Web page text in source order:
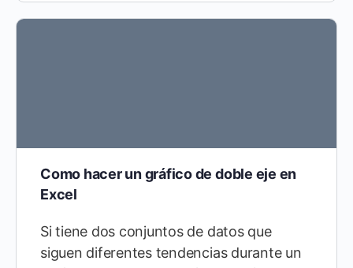
Como hacer un gráfico de doble eje en
Excel
Si tiene dos conjuntos de datos que
siguen diferentes tendencias durante un